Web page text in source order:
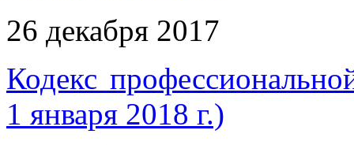
26 декабря 2017
Кодекс
1 января 2018 г.)